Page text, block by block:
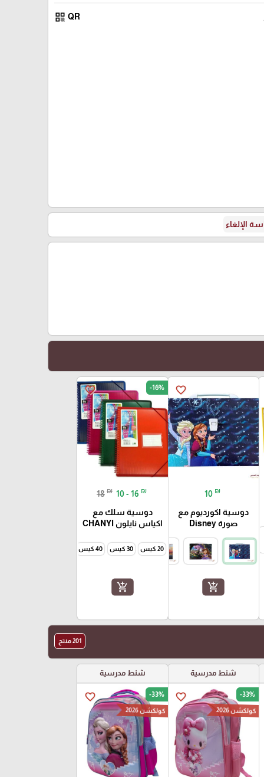
QR
qr_code
الإلغاء
favorite_border
10 ₪
دوسية اكورديوم مع
صورة Disney
add_shopping_cart
favorite_border -16%
18 ₪ 10 - 16 ₪
دوسية سلك مع
اكياس نايلون CHANYI
20 كيس 30 كيس 40 كيس
add_shopping_cart
201 منتج
شنط مدرسية
favorite_border -33%
كولكشن 2026
شنط مدرسية
favorite_border -33%
كولكشن 2026